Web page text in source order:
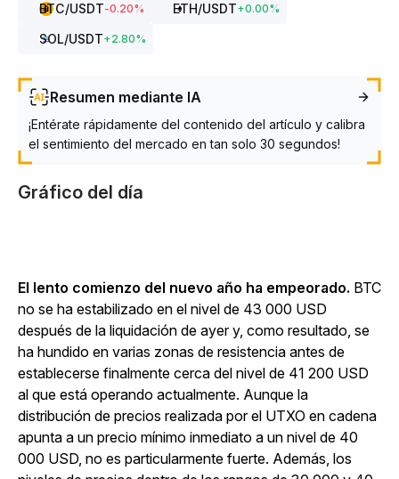
BTC/USDT-0.20% ETH/USDT+0.00%
SOL/USDT+2.80%
Resumen mediante IA
¡Entérate rápidamente del contenido del artículo y calibra
el sentimiento del mercado en tan solo 30 segundos!
Gráfico del día
El lento comienzo del nuevo año ha empeorado. BTC
no se ha estabilizado en el nivel de 43 000 USD
después de la liquidación de ayer y, como resultado, se
ha hundido en varias zonas de resistencia antes de
establecerse finalmente cerca del nivel de 41 200 USD
al que está operando actualmente. Aunque la
distribución de precios realizada por el UTXO en cadena
apunta a un precio mínimo inmediato a un nivel de 40
000 USD, no es particularmente fuerte. Además, los